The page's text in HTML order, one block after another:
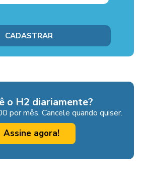
o H2 diariamente?
por mês. Cancele quando quiser.
Assine agora!